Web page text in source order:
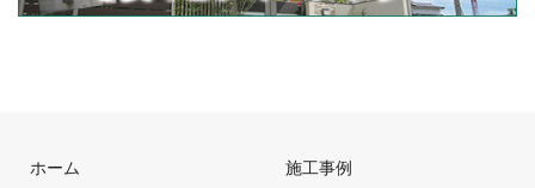
ホーム
施工事例